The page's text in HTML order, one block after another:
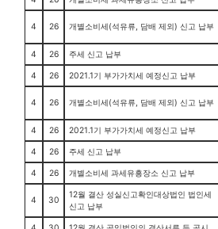
4 26 개별소비세(석유류, 담배 제외) 신고 납부
4 26 주세 신고 납부
4 26 2021.1기 부가가치세 예정신고 납부
4 26 개별소비세(석유류, 담배 제외) 신고 납부
4 26 2021.1기 부가가치세 예정신고 납부
4 26 주세 신고 납부
4 26 개별소비세 과세유흥장소 신고 납부
4 30
12월 결산 성실신고확인대상법인 법인세
신고 납부